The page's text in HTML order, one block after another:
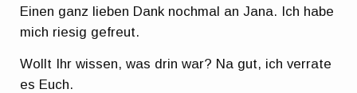
Einen ganz lieben Dank nochmal an Jana. Ich habe
mich riesig gefreut.
Wollt Ihr wissen, was drin war? Na gut, ich verrate
es Euch.